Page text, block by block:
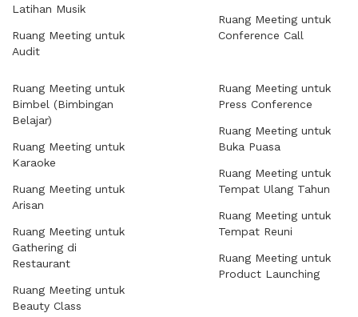
Latihan Musik
Ruang Meeting untuk
Audit
Ruang Meeting untuk
Conference Call
Ruang Meeting untuk
Bimbel (Bimbingan
Belajar)
Ruang Meeting untuk
Karaoke
Ruang Meeting untuk
Arisan
Ruang Meeting untuk
Gathering di
Restaurant
Ruang Meeting untuk
Beauty Class
Ruang Meeting untuk
Press Conference
Ruang Meeting untuk
Buka Puasa
Ruang Meeting untuk
Tempat Ulang Tahun
Ruang Meeting untuk
Tempat Reuni
Ruang Meeting untuk
Product Launching